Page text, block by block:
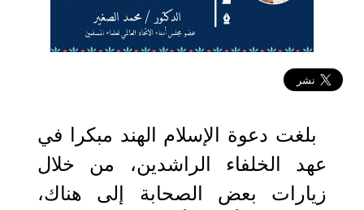
بلغت دعوة الإسلام الهند مبكرا في
عهد الخلفاء الراشدين، من خلال
زيارات بعض الصحابة إلى هناك،